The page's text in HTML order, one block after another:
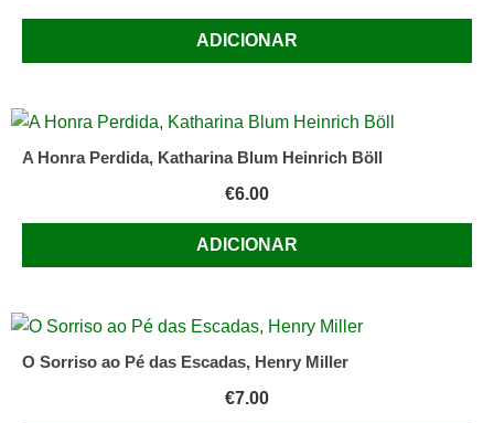
ADICIONAR
A Honra Perdida, Katharina Blum Heinrich Böll
€6.00
ADICIONAR
O Sorriso ao Pé das Escadas, Henry Miller
€7.00